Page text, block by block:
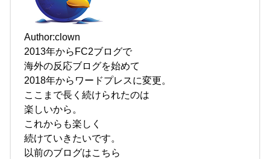
Author:clown
2013年からFC2ブログで
海外の反応ブログを始めて
2018年からワードプレスに変更。
ここまで長く続けられたのは
楽しいから。
これからも楽しく
続けていきたいです。
以前のブログはこちら